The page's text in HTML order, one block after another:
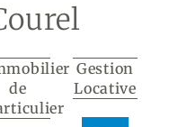
de
Gestion
Locative